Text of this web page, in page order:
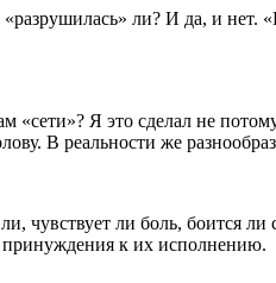
ли? И да, и нет.
«сети»? Я это сделал не
В реальности же
чувствует ли боль, боится
принуждения к их исполнению.